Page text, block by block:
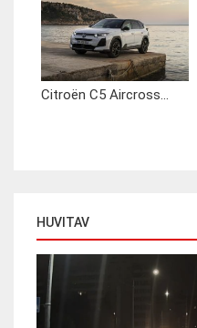
Citroën C5 Aircross...
HUVITAV